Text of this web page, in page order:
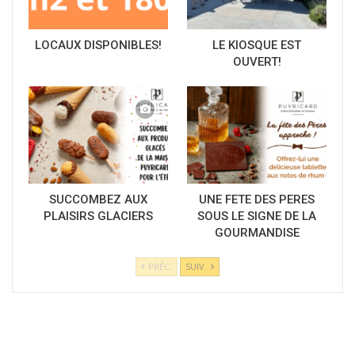
LOCAUX DISPONIBLES!
LE KIOSQUE EST
OUVERT!
SUCCOMBEZ AUX
PLAISIRS GLACIERS
UNE FETE DES PERES
SOUS LE SIGNE DE LA
GOURMANDISE
PRÉC. SUIV.